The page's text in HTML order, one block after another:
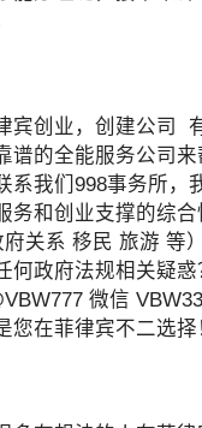
宾创业，创建公司
谱的全能服务公司
系我们998事务所，
务和创业支撑的综
关系 移民 旅游 等
何政府法规相关疑惑
微信
您在菲律宾不二选择